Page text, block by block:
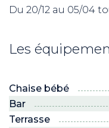
NORDIC
Du 20/12 au 05/04
Les
Chaise bébé
Bar
Terrasse